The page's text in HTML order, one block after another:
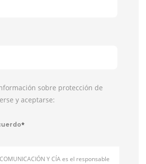
sobre protección de
y aceptarse:
*
Y CÍA es el responsable